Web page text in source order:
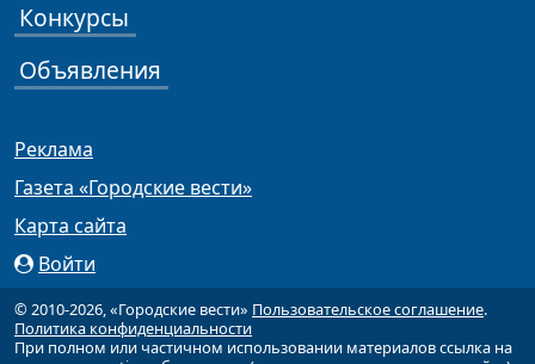
Конкурсы
Объявления
Реклама
Газета «Городские вести»
Карта сайта
Войти
© 2010-2026, «Городские вести» Пользовательское соглашение.
Политика конфиденциальности
При полном или частичном использовании материалов ссылка на